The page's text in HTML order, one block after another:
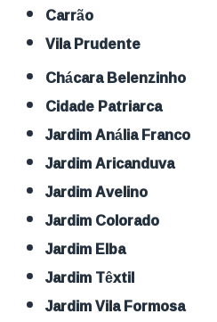
Carrão
Vila Prudente
Chácara Belenzinho
Cidade Patriarca
Jardim Anália Franco
Jardim Aricanduva
Jardim Avelino
Jardim Colorado
Jardim Elba
Jardim Têxtil
Jardim Vila Formosa